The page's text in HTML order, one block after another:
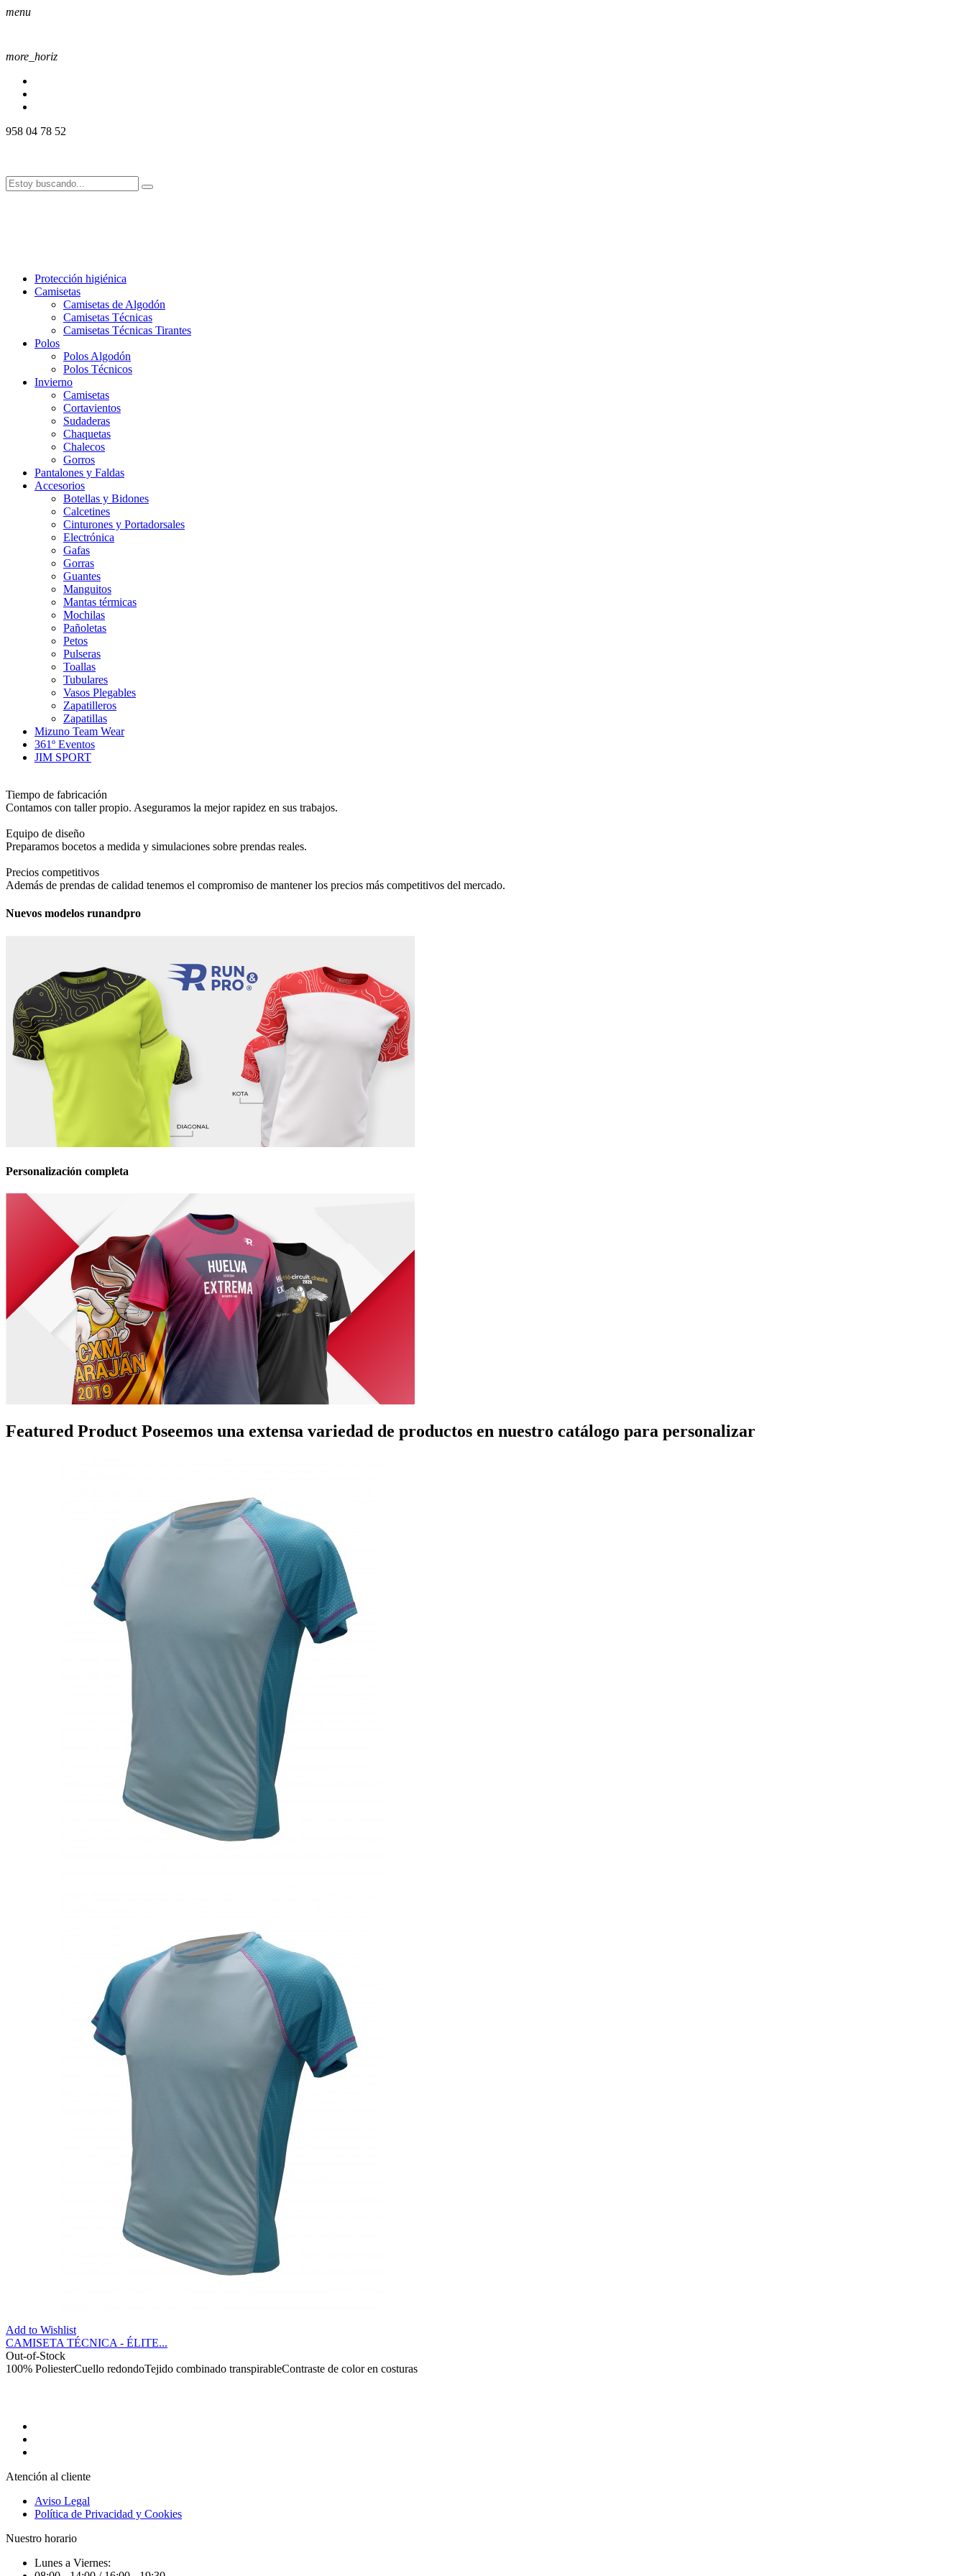
menu
more_horiz
958 04 78 52
Protección higiénica
Camisetas
Camisetas de Algodón
Camisetas Técnicas
Camisetas Técnicas Tirantes
Polos
Polos Algodón
Polos Técnicos
Invierno
Camisetas
Cortavientos
Sudaderas
Chaquetas
Chalecos
Gorros
Pantalones y Faldas
Accesorios
Botellas y Bidones
Calcetines
Cinturones y Portadorsales
Electrónica
Gafas
Gorras
Guantes
Manguitos
Mantas térmicas
Mochilas
Pañoletas
Petos
Pulseras
Toallas
Tubulares
Vasos Plegables
Zapatilleros
Zapatillas
Mizuno Team Wear
361º Eventos
JIM SPORT
Tiempo de fabricación
Contamos con taller propio. Aseguramos la mejor rapidez en sus trabajos.
Equipo de diseño
Preparamos bocetos a medida y simulaciones sobre prendas reales.
Precios competitivos
Además de prendas de calidad tenemos el compromiso de mantener los precios más competitivos del mercado.
Nuevos modelos runandpro
Personalización completa
Featured Product Poseemos una extensa variedad de productos en nuestro catálogo para personalizar
Add to Wishlist
CAMISETA TÉCNICA - ÉLITE...
Out-of-Stock
100% PoliesterCuello redondoTejido combinado transpirableContraste de color en costuras
Atención al cliente
Aviso Legal
Política de Privacidad y Cookies
Nuestro horario
Lunes a Viernes: